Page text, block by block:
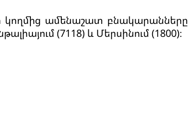
կողմից ամենաշատ բնակարանները
(7118) և Մերսինում (1800)։